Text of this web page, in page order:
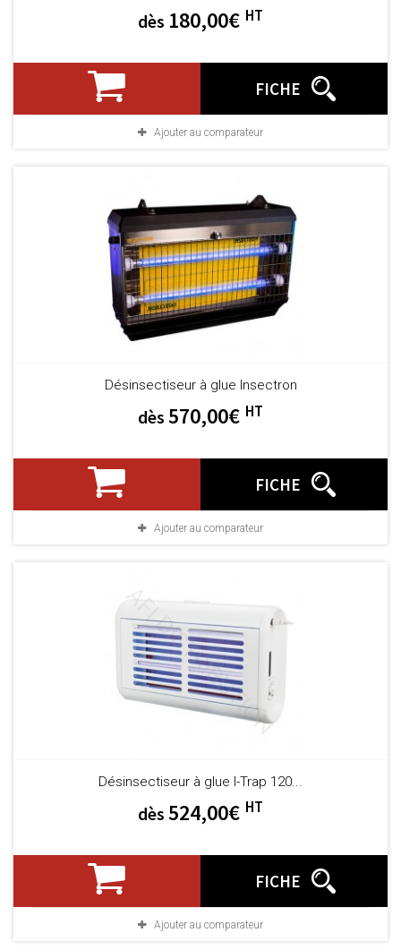
dès 180,00€ HT
FICHE
Ajouter au comparateur
Désinsectiseur à glue Insectron
dès 570,00€ HT
FICHE
Ajouter au comparateur
Désinsectiseur à glue I-Trap 120...
dès 524,00€ HT
FICHE
Ajouter au comparateur